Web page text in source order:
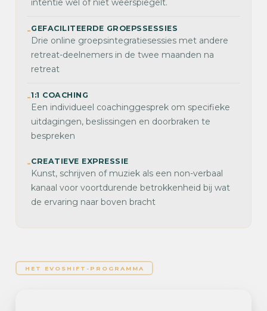
intentie wel of niet weerspiegelt.
-GEFACILITEERDE GROEPSSESSIES
Drie online groepsintegratiesessies met andere
retreat-deelnemers in de twee maanden na
retreat
-1:1 COACHING
Een individueel coachinggesprek om specifieke
uitdagingen, beslissingen en doorbraken te
bespreken
-CREATIEVE EXPRESSIE
Kunst, schrijven of muziek als een non-verbaal
kanaal voor voortdurende betrokkenheid bij wat
de ervaring naar boven bracht
HET EVOSHIFT-PROGRAMMA